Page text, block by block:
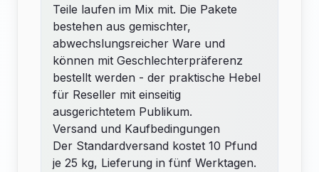
Teile laufen im Mix mit. Die Pakete
bestehen aus gemischter,
abwechslungsreicher Ware und
können mit Geschlechterpräferenz
bestellt werden - der praktische Hebel
für Reseller mit einseitig
ausgerichtetem Publikum.
Versand und Kaufbedingungen
Der Standardversand kostet 10 Pfund
je 25 kg, Lieferung in fünf Werktagen.